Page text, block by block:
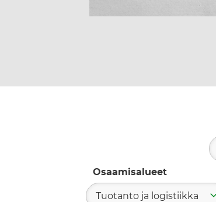
Osaamisalueet
Tuotanto ja logistiikka